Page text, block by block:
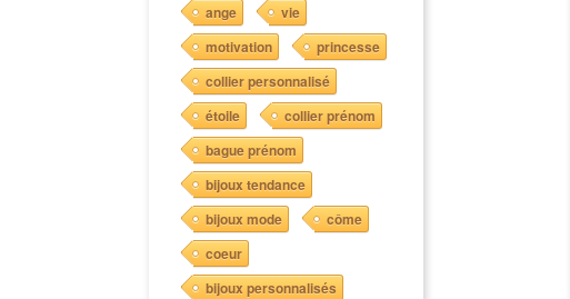
ange
vie
motivation
princesse
collier personnalisé
étoile
collier prénom
bague prénom
bijoux tendance
bijoux mode
côme
coeur
bijoux personnalisés